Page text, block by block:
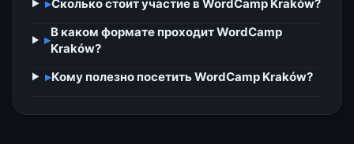
▸Сколько стоит участие в WordCamp Kraków?
▸
В каком формате проходит WordCamp
Kraków?
▸Кому полезно посетить WordCamp Kraków?